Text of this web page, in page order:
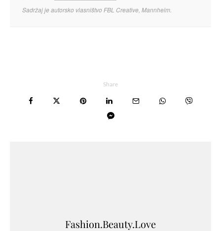
Sadržaj je autorsko vlasništvo FBL Creative, Mannheim.
Share
Fashion.Beauty.Love